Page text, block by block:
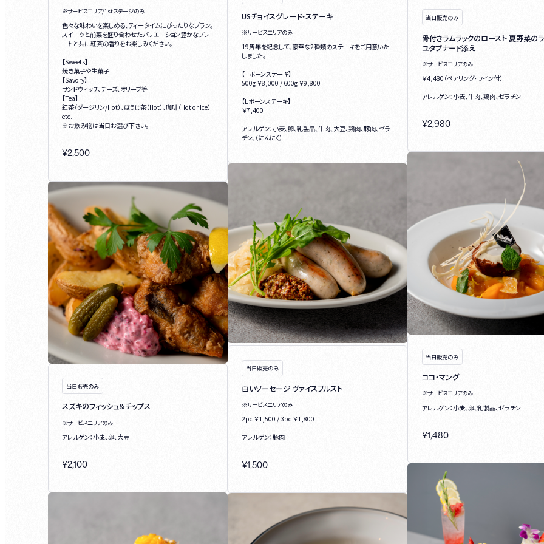
※サービスエリア/1stステージのみ
色々な味わいを楽しめる、ティータイムにぴったりなプラン。
スイーツと前菜を盛り合わせたバリエーション豊かなプレ
ートと共に紅茶の香りをお楽しみください。
【Sweets】
焼き菓子や生菓子
【Savory】
サンドウィッチ、チーズ、オリーブ等
【Tea】
紅茶（ダージリン/Hot）、ほうじ茶（Hot）、珈琲（Hot or Ice）
etc...
※お飲み物は当日お選び下さい。
¥2,500
当日販売のみ
スズキのフィッシュ＆チップス
※サービスエリアのみ
アレルゲン：小麦、卵、大豆
¥2,100
USチョイスグレード・ステーキ
※サービスエリアのみ
19周年を記念して、豪華な2種類のステーキをご用意いた
しました。
【Tボーンステーキ】
500g ￥8,000 / 600g ￥9,800
【Lボーンステーキ】
￥7,400
アレルゲン：小麦、卵、乳製品、牛肉、大豆、鶏肉、豚肉、ゼラ
チン、（にんにく）
当日販売のみ
白いソーセージ ヴァイスブルスト
※サービスエリアのみ
2pc ￥1,500 / 3pc ￥1,800
アレルゲン：豚肉
¥1,500
当日販売のみ
骨付きラムラックのロースト 夏野菜の
ユタプナード添え
※サービスエリアのみ
￥4,480（ペアリング・ワイン付）
アレルゲン：小麦、牛肉、鶏肉、ゼラチン
¥2,980
当日販売のみ
ココ・マング
※サービスエリアのみ
アレルゲン：小麦、卵、乳製品、ゼラチン
¥1,480